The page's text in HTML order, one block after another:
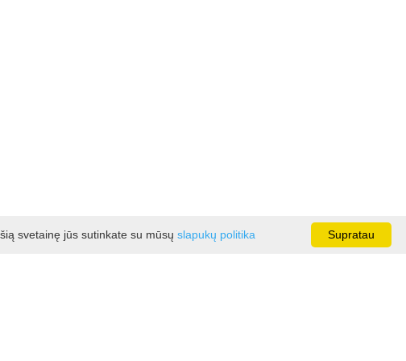
Supratau
svetainę jūs sutinkate su mūsų slapukų politika